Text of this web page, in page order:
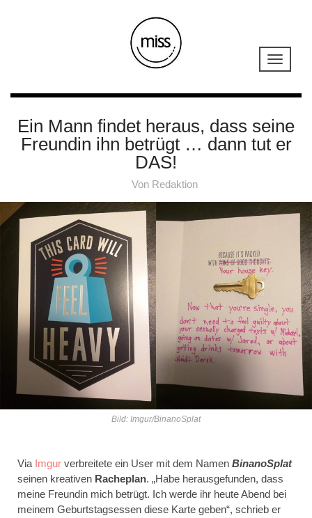
Ein Mann findet heraus, dass seine
Freundin ihn betrügt … dann tut er
DAS!
Von Redaktion
Bild: Imgur/BinanoSplat
Via Imgur verbreitete ein User mit dem Namen BinanoSplat
seinen kreativen Racheplan. „Habe herausgefunden, dass
meine Freundin mich betrügt. Ich werde ihr heute Abend bei
meinem Geburtstagsessen diese Karte geben“, schrieb er